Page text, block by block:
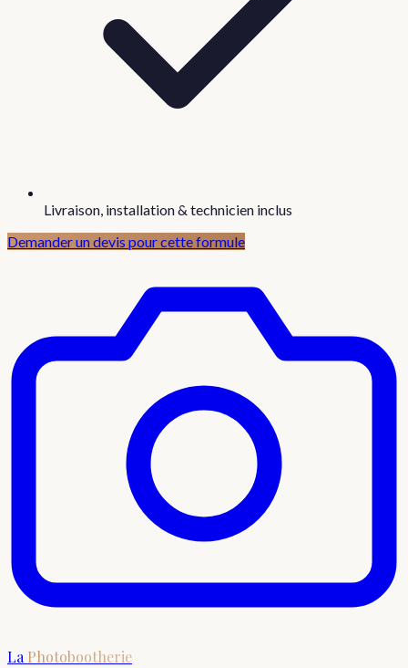
Livraison, installation & technicien inclus
Demander un devis pour cette formule
LaPhotobootherie